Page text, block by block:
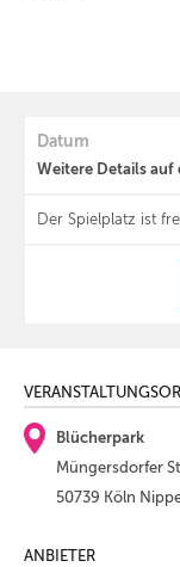
Datum
Weitere Details auf
Der Spielplatz ist
Blücherpark
Müngersdorfer
50739 Köln
ANBIETER